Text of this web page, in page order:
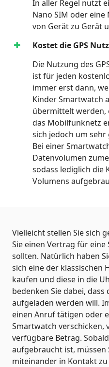
In aller Regel nutzt
Nano SIM oder eine
von Gerät zu Gerät
Kostet die GPS
Die Nutzung des
ist für jeden
immer erst dann,
Kinder Smartwatch
übermittelt werden,
das Mobilfunknetz
sich jedoch um
Bei einer
Datenvolumen
sodass lediglich die
Volumens
Vielleicht stellen Sie sich
Sie einen Vertrag für
sollten. Natürlich haben
sich eine der klassischen
kaufen und diese in die
bedenken Sie dabei,
aufgeladen werden will.
einen Anruf tätigen oder
Smartwatch verschicken,
verfügbare Betrag.
aufgebraucht ist, müssen
miteinander in Kontakt